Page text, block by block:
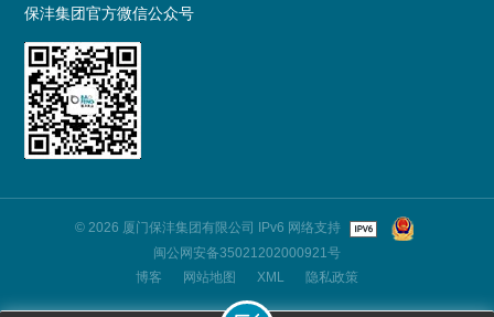
保沣集团官方微信公众号
© 2026 厦门保沣集团有限公司 IPv6 网络支持
闽公网安备35021202000921号
博客
网站地图 XML 隐私政策